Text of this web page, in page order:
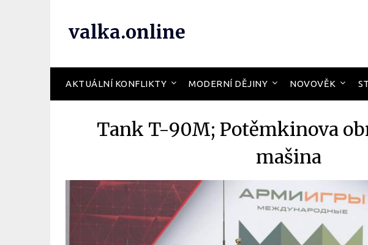
valka.online
AKTUÁLNÍ KONFLIKTY MODERNÍ DĚJINY NOVOVĚK
Tank T-90M; Potěmkinova
mašina